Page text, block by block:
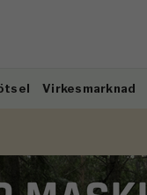
Virkesmarknad